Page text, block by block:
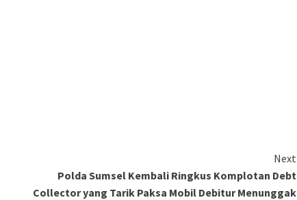
Next
Polda Sumsel Kembali Ringkus Komplotan Debt
Collector yang Tarik Paksa Mobil Debitur Menunggak